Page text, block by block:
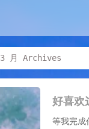
3 月 Archives
2023/3/28
好喜欢
等我完